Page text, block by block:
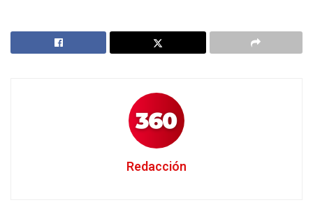
Redacción